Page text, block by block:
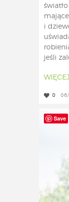
i
jeśli
0
Save